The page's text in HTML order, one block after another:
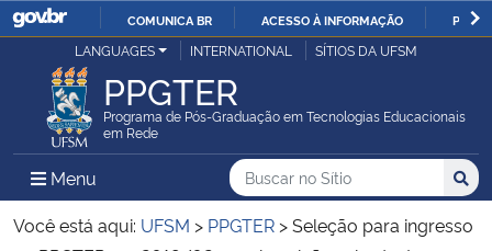
IR
O
COMUNICA BR ACESSO À INFORMAÇÃO
Ministério da Justiça e Segurança Pública
Ministério da Defesa
Ministério das Relações Exteriores
LANGUAGES INTERNATIONAL SÍTIOS DA UFSM
PPGTER
Programa de Pós-Graduação em Tecnologias Educacionais
em Rede
Menu Menu Principal do Sítio
Busca
Buscar no no Sítio
Busca:
Você está aqui: UFSM > PPGTER >Seleção para ingresso